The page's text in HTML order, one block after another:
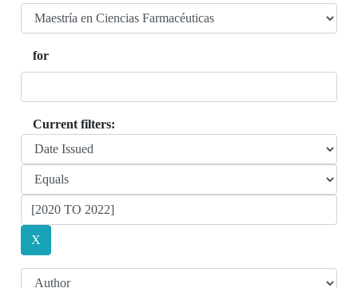
for
Current filters: